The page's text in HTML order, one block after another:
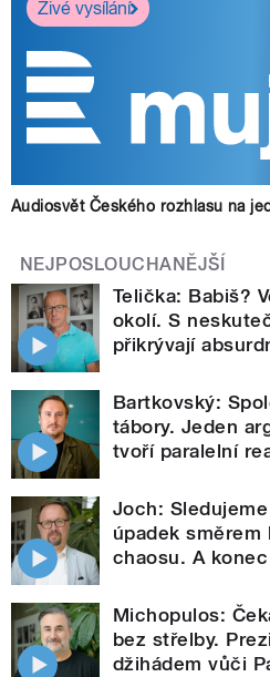
Živé vysílání
Audiosvět Českého rozhlasu na
NEJPOSLOUCHANĚJŠÍ
Telička: Babiš?
okolí. S
přikrývají
Bartkovský:
tábory. Jeden
tvoří paralelní
Joch:
úpadek
chaosu. A
Michopulos:
bez střelby.
džihádem vůči